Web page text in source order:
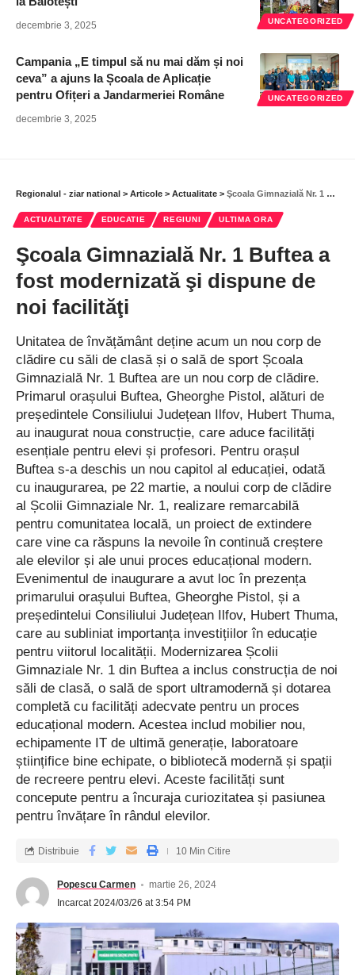
UNCATEGORIZED
decembrie 3, 2025
UNCATEGORIZED
Campania „E timpul să nu mai dăm și noi
ceva” a ajuns la Școala de Aplicație
pentru Ofițeri a Jandarmeriei Române
decembrie 3, 2025
Regionalul - ziar national > Articole > Actualitate > Şcoala Gimnazială Nr. 1 Buftea a fost modernizată şi dispune de noi facilităţi
ACTUALITATE EDUCATIE REGIUNI ULTIMA ORA
Şcoala Gimnazială Nr. 1 Buftea a
fost modernizată şi dispune de
noi facilităţi
Unitatea de învățământ deține acum un nou corp de
clădire cu săli de clasă și o sală de sport Școala
Gimnazială Nr. 1 Buftea are un nou corp de clădire.
Primarul orașului Buftea, Gheorghe Pistol, alături de
președintele Consiliului Județean Ilfov, Hubert Thuma,
au inaugurat noua construcție, care aduce facilități
esențiale pentru elevi și profesori. Pentru orașul
Buftea s-a deschis un nou capitol al educației, odată
cu inau­gurarea, pe 22 martie, a noului corp de clădire
al Școlii Gimnaziale Nr. 1, realizare remarcabilă
pentru comunitatea locală, un proiect de extindere
care vine ca răspuns la nevoile în continuă creștere
ale elevilor și ale unui proces educațional modern.
Evenimentul de inau­gurare a avut loc în pre­zența
primarului orașului Buftea, Gheorghe Pistol, și a
președintelui Consiliului Județean Ilfov, Hubert Thuma,
care au subliniat importanța investițiilor în educație
pentru viitorul localității. Modernizarea Școlii
Gimnaziale Nr. 1 din Buftea a inclus construcția de noi
săli de clasă, o sală de sport ultramodernă și dotarea
completă cu facilități adecvate pentru un proces
educațional modern. Acestea includ mobilier nou,
echipamente IT de ultimă generație, laboratoare
științifice bine echipate, o bibliotecă modernă și spații
de recreere pentru elevi. Aceste facilități sunt
concepute pentru a încuraja curiozitatea și pasiunea
pentru învățare în rândul elevilor.
Popescu Carmen
martie 26, 2024
Incarcat 2024/03/26 at 3:54 PM
Distribuie 10 Min Citire